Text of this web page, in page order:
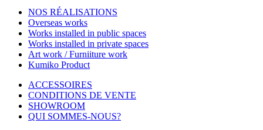
NOS RÉALISATIONS
Overseas works
Works installed in public spaces
Works installed in private spaces
Art work / Furniiture work
Kumiko Product
ACCESSOIRES
CONDITIONS DE VENTE
SHOWROOM
QUI SOMMES-NOUS?